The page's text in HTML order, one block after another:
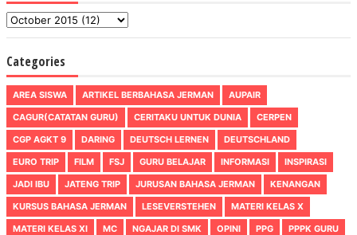
Categories
AREA SISWA ARTIKEL BERBAHASA JERMAN
AUPAIR
CAGUR(CATATAN GURU)
CERITAKU UNTUK DUNIA
CERPEN
CGP AGKT 9
DARING DEUTSCH LERNEN
DEUTSCHLAND
EURO TRIP
FILM FSJ GURU BELAJAR INFORMASI
INSPIRASI
JADI IBU
JATENG TRIP JURUSAN BAHASA JERMAN
KENANGAN
KURSUS BAHASA JERMAN
LESEVERSTEHEN
MATERI KELAS X
MATERI KELAS XI
MC NGAJAR DI SMK OPINI PPG
PPPK GURU